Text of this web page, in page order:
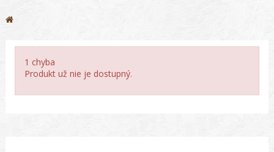
1 chyba
Produkt už nie je dostupný.